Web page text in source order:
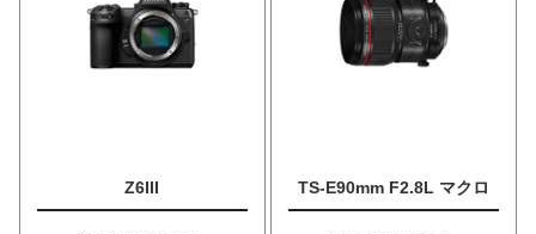
Z6III TS-E90mm F2.8L マクロ